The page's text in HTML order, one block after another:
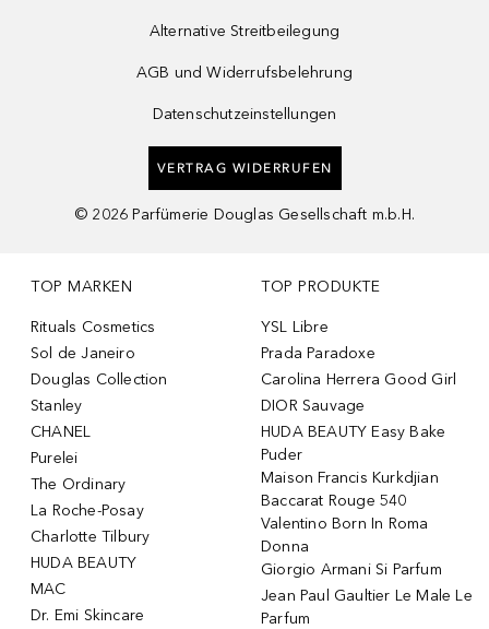
Alternative Streitbeilegung
AGB und Widerrufsbelehrung
Datenschutzeinstellungen
VERTRAG WIDERRUFEN
© 2026 Parfümerie Douglas Gesellschaft m.b.H.
TOP MARKEN
Rituals Cosmetics
Sol de Janeiro
Douglas Collection
Stanley
CHANEL
Purelei
The Ordinary
La Roche-Posay
Charlotte Tilbury
HUDA BEAUTY
MAC
Dr. Emi Skincare
TOP PRODUKTE
YSL Libre
Prada Paradoxe
Carolina Herrera Good Girl
DIOR Sauvage
HUDA BEAUTY Easy Bake
Puder
Maison Francis Kurkdjian
Baccarat Rouge 540
Valentino Born In Roma
Donna
Giorgio Armani Si Parfum
Jean Paul Gaultier Le Male Le
Parfum